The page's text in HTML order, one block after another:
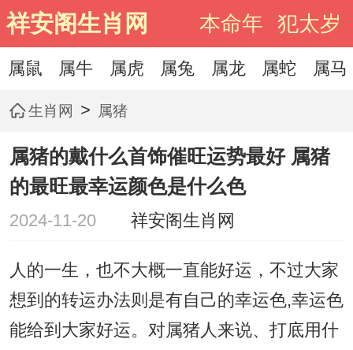
祥安阁生肖网 本命年 犯太岁
属鼠 属牛 属虎 属兔 属龙 属蛇 属马
生肖网 > 属猪
属猪的戴什么首饰催旺运势最好 属猪
的最旺最幸运颜色是什么色
2024-11-20 祥安阁生肖网
人的一生，也不大概一直能好运，不过大家
想到的转运办法则是有自己的幸运色,幸运色
能给到大家好运。对属猪人来说、打底用什